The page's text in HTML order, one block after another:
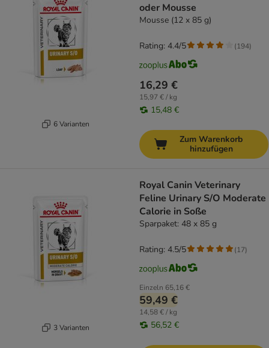
6 Varianten
oder Mousse
Mousse (12 x 85 g)
16,29 €
15,97 € / kg
15,48 €
Rating: 4.4/5 (194)
Zum Warenkorb
hinzufügen
3 Varianten
Royal Canin Veterinary
Feline Urinary S/O Moderate
Calorie in Soße
Sparpaket: 48 x 85 g
Einzeln 65,16 €
59,49 €
14,58 € / kg
56,52 €
Rating: 4.5/5 (17)